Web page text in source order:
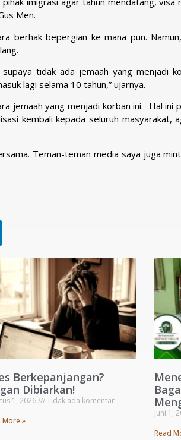
Men.
berhak bepergian ke mana pun.
tidak ada jemaah yang menjadi
lagi selama 10 tahun,” ujarnya.
jemaah yang menjadi korban ini. Hal ini
kembali kepada seluruh masyarakat,
Teman-teman media saya juga
Berkepanjangan?
Dibiarkan!
1, 2026
Tidak ada komentar
More »
Juni 1,
Read